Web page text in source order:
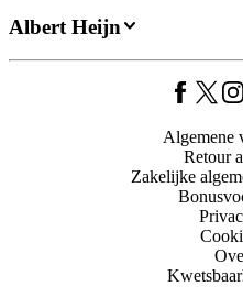
Albert Heijn
Algemene
Retour
Zakelijke